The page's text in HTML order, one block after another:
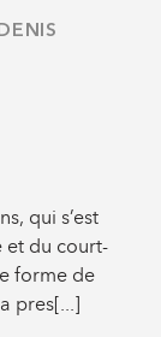
DENIS
qui s’est
et du court-
forme de
pres[...]